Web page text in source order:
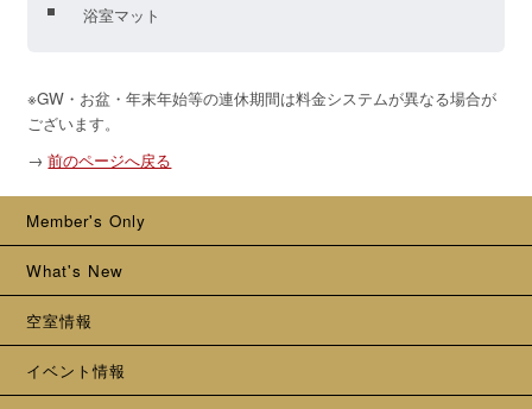
浴室マット
※GW・お盆・年末年始等の連休期間は料金システムが異なる場合が
ございます。
→ 前のページへ戻る
Member's Only
What's New
空室情報
イベント情報